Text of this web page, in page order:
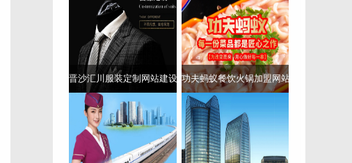
做网站公司 成都做网站 做网站
成都正规网站建
设的公司
如何选择好的成都网站建设公司 成都网站
建设公司哪家好 成都网站建设公司 网站建设公司 成
都网站建设 成都网站建设公司哪家专业 成都网站建
设哪家公司好 如何选择成都网站建设公司 成都做得
比较好的网站建设公司有哪些 成都网站建设公司有
哪些 成都靠谱网站制作公司 成都靠谱的网站制作服
务商 成都靠谱的定制网站建设服务商 成都网站排名
公司在哪里
成都网站排名公司有哪些
公司哪家好 成都网站排名公司哪家专业 成都网站排
名公司 网站排名公司 成都网站排名 网站排名
关键词排名推广
成都网站推广公司 成都关键词排名
推广如何做 seo网站排名优化快速排 厦门seo公司 厦
晋沙汇川服装定制网站建设 功夫蚂蚁餐饮火锅加盟网站建设